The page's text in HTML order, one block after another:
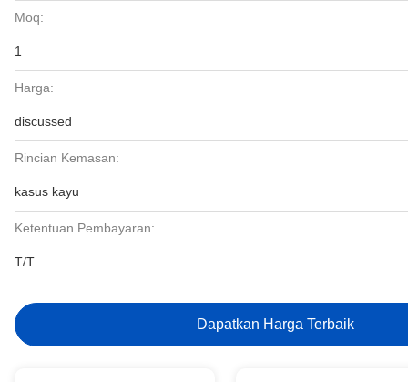
Moq:
1
Harga:
discussed
Rincian Kemasan:
kasus kayu
Ketentuan Pembayaran:
T/T
Dapatkan Harga Terbaik